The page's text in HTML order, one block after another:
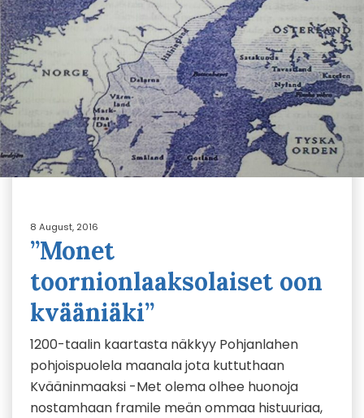
8 August, 2016
”Monet
toornionlaaksolaiset oon
kvääniäki”
1200-taalin kaartasta näkkyy Pohjanlahen
pohjoispuolela maanala jota kuttuthaan
Kvääninmaaksi -Met olema olhee huonoja
nostamhaan framile meän ommaa histuuriaa,